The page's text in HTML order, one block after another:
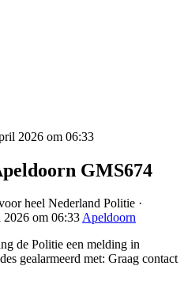
2026 om 06:33
GMS674
heel Nederland Politie ·
2026 om 06:33Apeldoorn
de Politie een melding in
gealarmeerd met: Graag contact